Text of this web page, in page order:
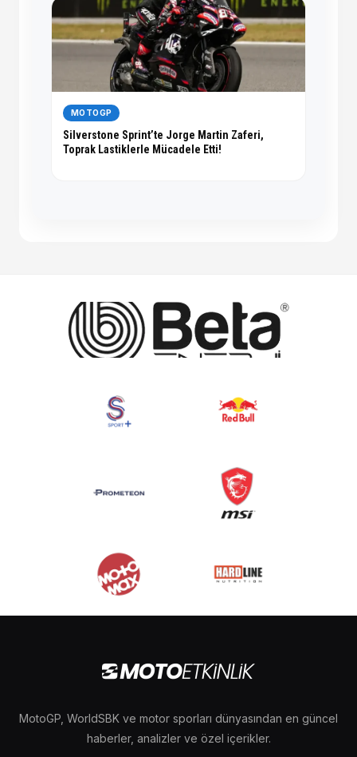
MOTOGP
Silverstone Sprint’te Jorge Martin Zaferi,
Toprak Lastiklerle Mücadele Etti!
MotoGP, WorldSBK ve motor sporları dünyasından en güncel
haberler, analizler ve özel içerikler.